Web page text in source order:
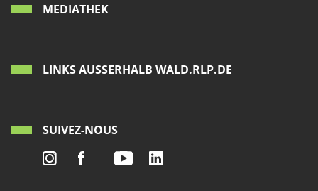
MEDIATHEK
LINKS AUSSERHALB WALD.RLP.DE
SUIVEZ-NOUS